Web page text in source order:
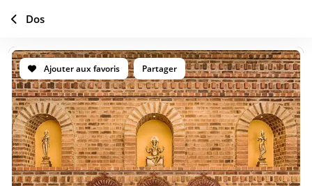
Ajouter aux favoris Partager
Dos